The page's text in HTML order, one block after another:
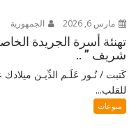
مارس 6, 2026 الجمهورية
تهنئة أسرة الجريدة
شريف ” ..
كَتبت / نُـور عَلَـم الدِّيـن
للقلب...
منوعات